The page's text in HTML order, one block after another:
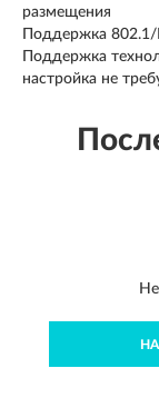
размещения
Поддержка 802.1/
Поддержка
настройка не